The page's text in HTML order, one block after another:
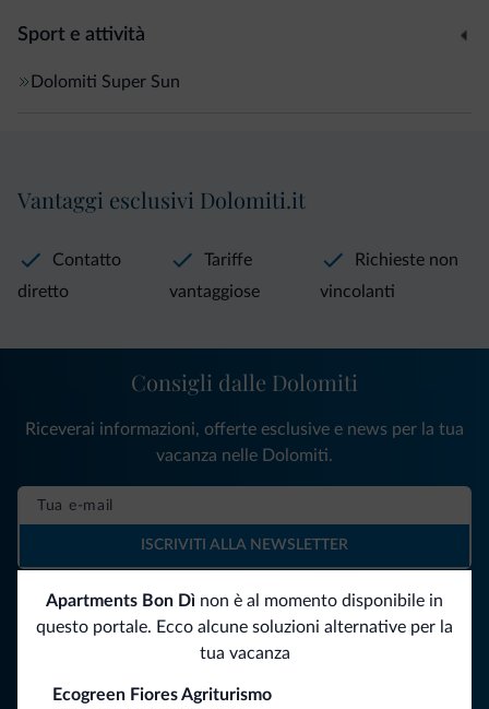
Sport e attività
Dolomiti Super Sun
Apartments Bon Dì non è al momento disponibile in
questo portale. Ecco alcune soluzioni alternative per la
tua vacanza
Ecogreen Fiores Agriturismo
Vantaggi esclusivi Dolomiti.it
Contatto
diretto
Tariffe
vantaggiose
Richieste non
vincolanti
Segui Dolomiti.it
Consigli dalle Dolomiti
Riceverai informazioni, offerte esclusive e news per la tua
vacanza nelle Dolomiti.
ISCRIVITI ALLA NEWSLETTER